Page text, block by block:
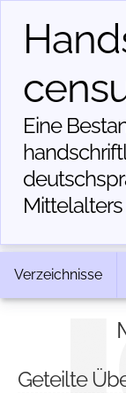
Eine
Mittelalters
Verzeichnisse
Geteilte